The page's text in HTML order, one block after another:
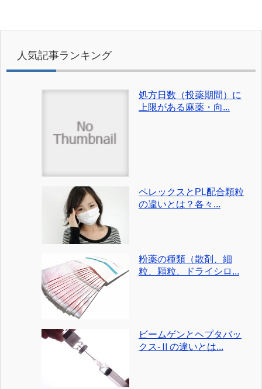
人気記事ランキング
処方日数（投薬期間）に
上限がある麻薬・向...
ペレックスとPL配合顆粒
の違いとは？各々...
粉薬の種類（散剤、細
粒、顆粒、ドライシロ...
ビームゲンとヘプタバッ
クス-Ⅱの違いとは...